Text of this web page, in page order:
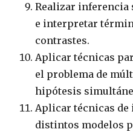
Realizar inferencia
e interpretar
contrastes.
Aplicar técnicas
el problema de
hipótesis
Aplicar técnicas
distintos modelos